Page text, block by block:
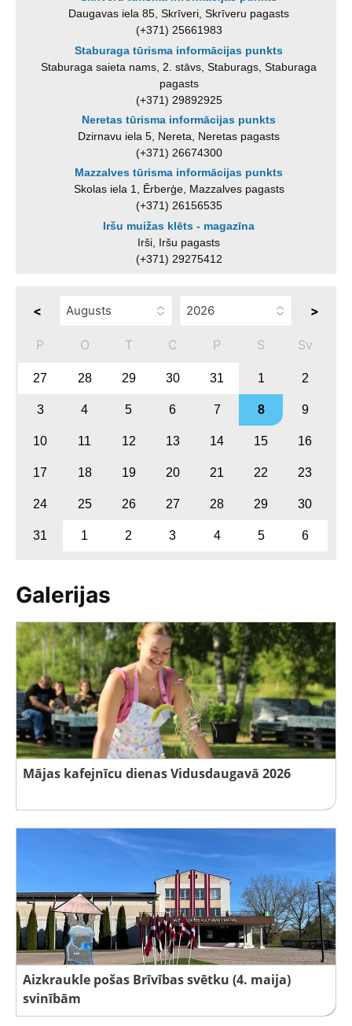
Daugavas iela 85, Skrīveri, Skrīveru pagasts
(+371) 25661983
Staburaga tūrisma informācijas punkts
Staburaga saieta nams, 2. stāvs, Staburags, Staburaga
pagasts
(+371) 29892925
Neretas tūrisma informācijas punkts
Dzirnavu iela 5, Nereta, Neretas pagasts
(+371) 26674300
Mazzalves tūrisma informācijas punkts
Skolas iela 1, Ērberģe, Mazzalves pagasts
(+371) 26156535
Iršu muižas klēts - magazīna
Irši, Iršu pagasts
(+371) 29275412
< >
P O T C P S Sv
27 28 29 30 31 1 2
3 4 5 6 7 8 9
10 11 12 13 14 15 16
17 18 19 20 21 22 23
24 25 26 27 28 29 30
31 1 2 3 4 5 6
Galerijas
Mājas kafejnīcu dienas Vidusdaugavā 2026
Aizkraukle pošas Brīvības svētku (4. maija)
svinībām